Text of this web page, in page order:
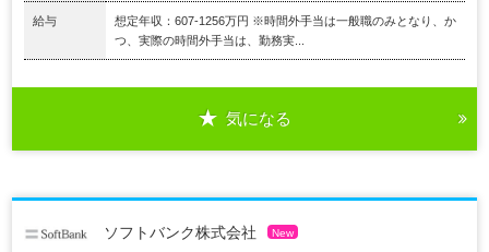
給与
想定年収：607-1256万円 ※時間外手当は一般職のみとなり、か
つ、実際の時間外手当は、勤務実...
気になる
ソフトバンク株式会社 New